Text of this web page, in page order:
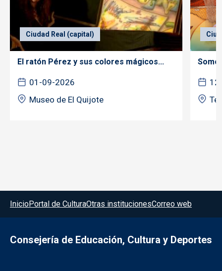
Ciudad Real (capital)
El ratón Pérez y sus colores mágicos...
01-09-2026
Museo de El Quijote
Menú del pie
InicioPortal de CulturaOtras institucionesCorreo web
Consejería de Educación, Cultura y Deportes